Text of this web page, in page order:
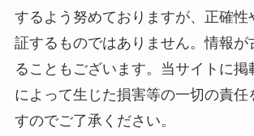
するよう努めておりますが、正確性
証するものではありません。情報が
ることもございます。当サイトに掲
によって生じた損害等の一切の責任
すのでご了承ください。